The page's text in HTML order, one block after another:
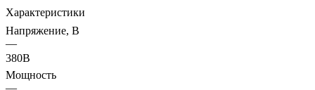
Характеристики
Напряжение, В
—
380В
Мощность